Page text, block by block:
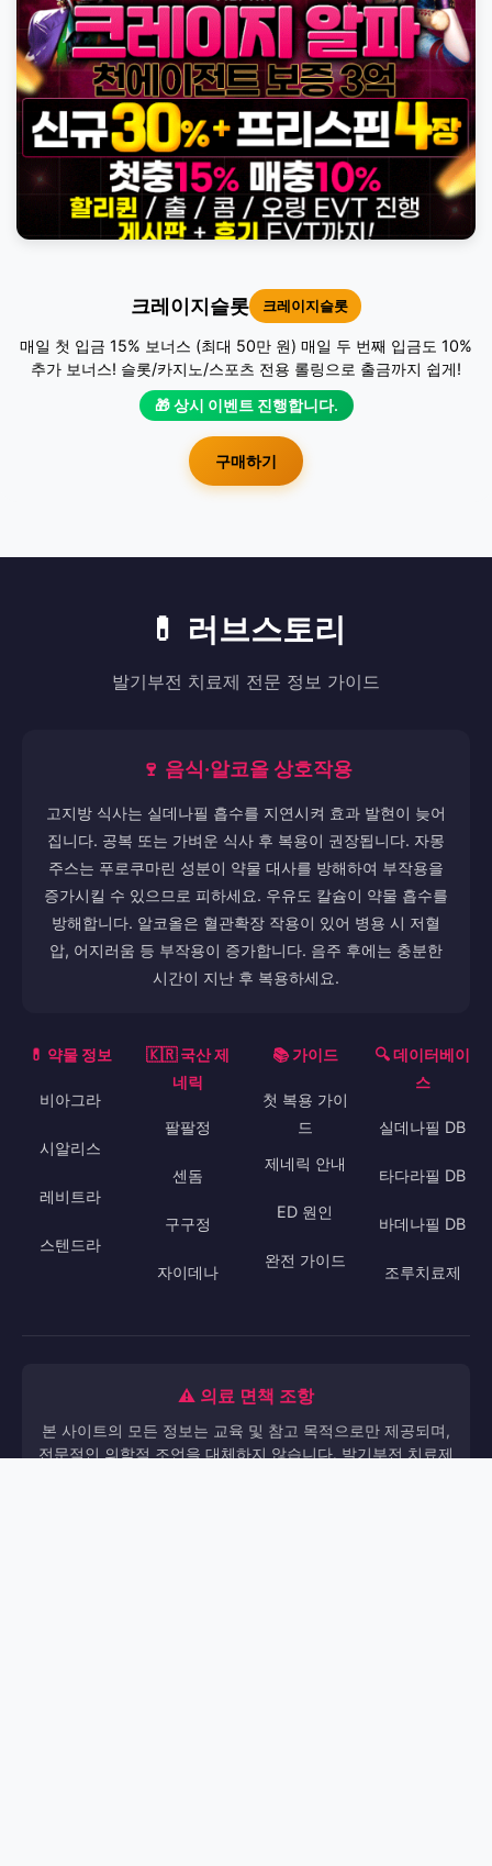
크레이지슬롯 크레이지슬롯
매일 첫 입금 15% 보너스 (최대 50만 원) 매일 두 번째 입금도 10%
추가 보너스! 슬롯/카지노/스포츠 전용 롤링으로 출금까지 쉽게!
🎁 상시 이벤트 진행합니다.
구매하기
💊 러브스토리
발기부전 치료제 전문 정보 가이드
🍷 음식·알코올 상호작용
고지방 식사는 실데나필 흡수를 지연시켜 효과 발현이 늦어
집니다. 공복 또는 가벼운 식사 후 복용이 권장됩니다. 자몽
주스는 푸로쿠마린 성분이 약물 대사를 방해하여 부작용을
증가시킬 수 있으므로 피하세요. 우유도 칼슘이 약물 흡수를
방해합니다. 알코올은 혈관확장 작용이 있어 병용 시 저혈
압, 어지러움 등 부작용이 증가합니다. 음주 후에는 충분한
시간이 지난 후 복용하세요.
💊 약물 정보
비아그라
시알리스
레비트라
스텐드라
🇰🇷 국산 제
네릭
팔팔정
센돔
구구정
자이데나
📚 가이드
첫 복용 가이
드
제네릭 안내
ED 원인
완전 가이드
🔍 데이터베이
스
실데나필 DB
타다라필 DB
바데나필 DB
조루치료제
⚠️ 의료 면책 조항
본 사이트의 모든 정보는 교육 및 참고 목적으로만 제공되며,
전문적인 의학적 조언을 대체하지 않습니다. 발기부전 치료제